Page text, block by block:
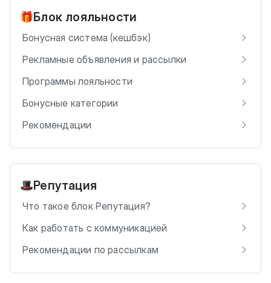
🎁Блок лояльности
Бонусная система (кешбэк)
Рекламные объявления и рассылки
Программы лояльности
Бонусные категории
Рекомендации
🎩Репутация
Что такое блок Репутация?
Как работать с коммуникацией
Рекомендации по рассылкам